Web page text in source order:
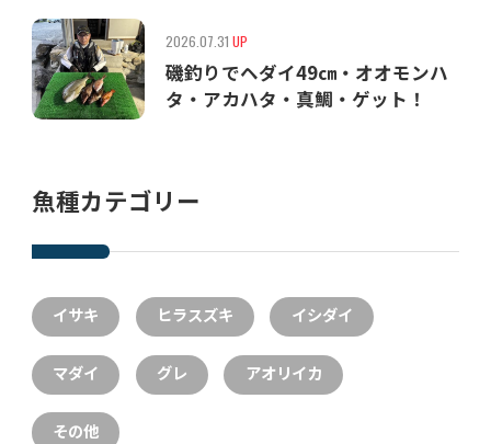
2026.07.31 UP
磯釣りでヘダイ49㎝・オオモンハ
タ・アカハタ・真鯛・ゲット！
魚種カテゴリー
イサキ ヒラスズキ イシダイ
マダイ グレ アオリイカ
その他